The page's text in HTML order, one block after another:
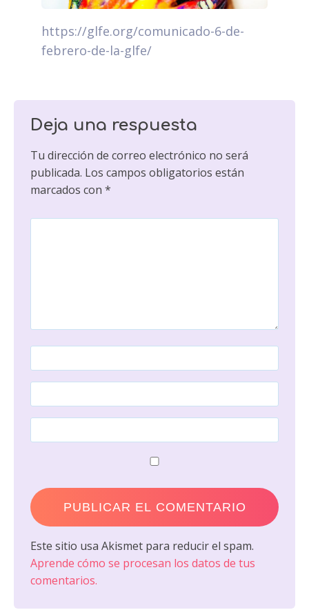
https://glfe.org/comunicado-6-de-
febrero-de-la-glfe/
Deja una respuesta
Tu dirección de correo electrónico no será
publicada. Los campos obligatorios están
marcados con *
Este sitio usa Akismet para reducir el spam.
Aprende cómo se procesan los datos de tus
comentarios.